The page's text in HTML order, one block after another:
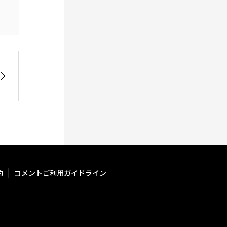
コメントご利用ガイドライン